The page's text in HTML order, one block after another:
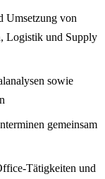
Umsetzung von
Logistik und Supply
sowie
gemeinsam
Tätigkeiten und